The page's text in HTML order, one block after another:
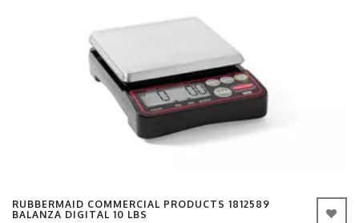
RUBBERMAID COMMERCIAL PRODUCTS 1812589
BALANZA DIGITAL 10 LBS